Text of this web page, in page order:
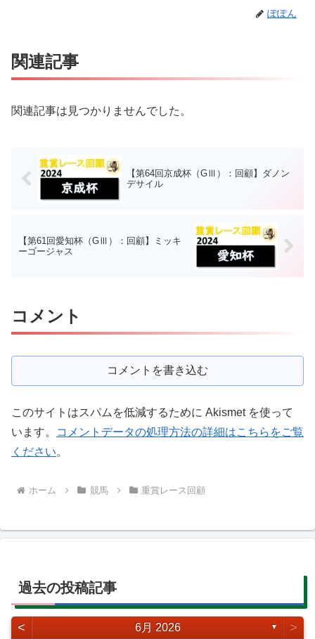
ぽぽん
関連記事
関連記事は見つかりませんでした。
【第64回京成杯（GⅢ）：回顧】ダノン
デサイル
【第61回愛知杯（GⅢ）：回顧】ミッキ
ーゴージャス
コメント
コメントを書き込む
このサイトはスパムを低減するために Akismet を使って
います。
コメントデータの処理方法の詳細はこちらをご覧
ください。
ホーム 競馬 重賞レース回顧
過去の投稿記事
< 6月 2026 ▼ >